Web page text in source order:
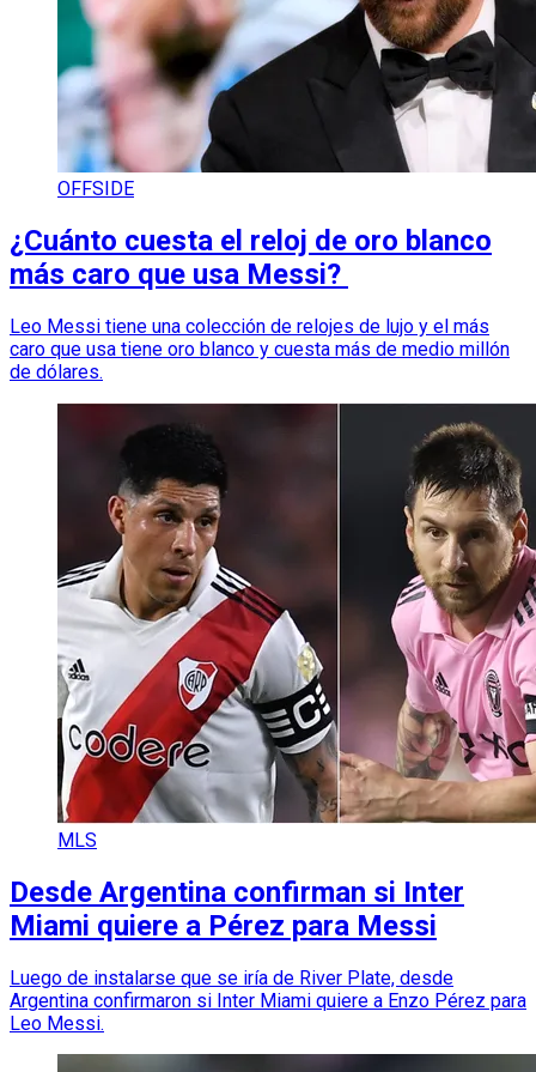
OFFSIDE
¿Cuánto cuesta el reloj de oro blanco
más caro que usa Messi?
Leo Messi tiene una colección de relojes de lujo y el más
caro que usa tiene oro blanco y cuesta más de medio millón
de dólares.
MLS
Desde Argentina confirman si Inter
Miami quiere a Pérez para Messi
Luego de instalarse que se iría de River Plate, desde
Argentina confirmaron si Inter Miami quiere a Enzo Pérez para
Leo Messi.